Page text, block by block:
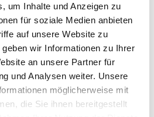
um Inhalte und Anzeigen zu
für soziale Medien anbieten
auf unsere Website zu
wir Informationen zu Ihrer
an unsere Partner für
und Analysen weiter. Unsere
möglicherweise mit
die Sie ihnen bereitgestellt
0
App-Chat